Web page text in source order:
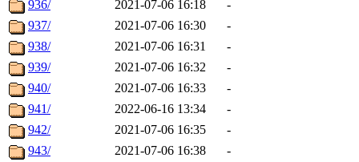
936/ 2021-07-06 16:18
-
937/
2021-07-06 16:30
-
938/
2021-07-06 16:31
-
939/
2021-07-06 16:32
-
940/
2021-07-06 16:33
-
941/
2022-06-16 13:34
-
942/
2021-07-06 16:35
-
943/
2021-07-06 16:38
-